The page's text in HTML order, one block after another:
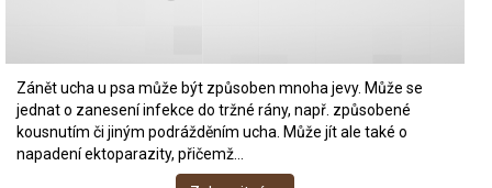
Zánět ucha u psa může být způsoben mnoha jevy. Může se
jednat o zanesení infekce do tržné rány, např. způsobené
kousnutím či jiným podrážděním ucha. Může jít ale také o
napadení ektoparazity, přičemž…